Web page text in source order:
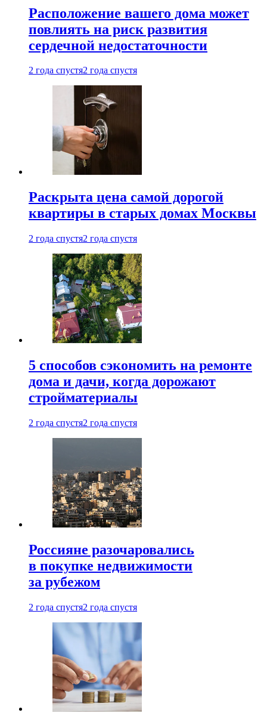
Расположение вашего дома может
повлиять на риск развития
сердечной недостаточности
2 года спустя2 года спустя
Раскрыта цена самой дорогой
квартиры в старых домах Москвы
2 года спустя2 года спустя
5 способов сэкономить на ремонте
дома и дачи, когда дорожают
стройматериалы
2 года спустя2 года спустя
Россияне разочаровались
в покупке недвижимости
за рубежом
2 года спустя2 года спустя